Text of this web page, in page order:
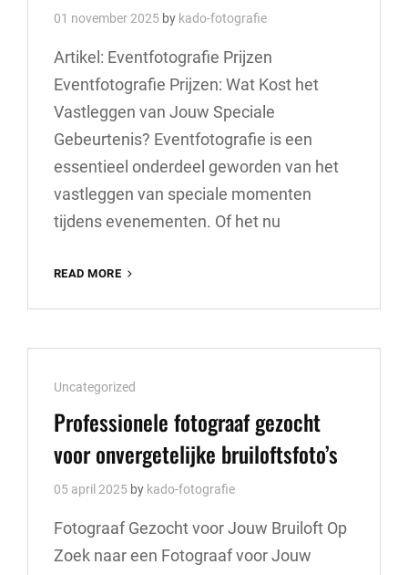
01 november 2025 by kado-fotografie
Artikel: Eventfotografie Prijzen
Eventfotografie Prijzen: Wat Kost het
Vastleggen van Jouw Speciale
Gebeurtenis? Eventfotografie is een
essentieel onderdeel geworden van het
vastleggen van speciale momenten
tijdens evenementen. Of het nu
READ MORE
EVENTFOTOGRAFIE:
KOST
JOUW
EVENEMENT?
Cat
Links
Uncategorized
Professionele fotograaf gezocht
voor onvergetelijke bruiloftsfoto’s
05 april 2025 by kado-fotografie
Fotograaf Gezocht voor Jouw Bruiloft Op
Zoek naar een Fotograaf voor Jouw